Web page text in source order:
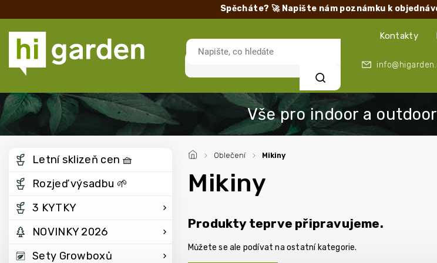
Spěcháte? 🚀 Napište nám poznámku k
Kontakty
Hledat
/ Oblečení / Mikiny
Letní sklizeň cen 🧺
Rozjeď výsadbu 🌱
3 KYTKY
NOVINKY 2026
Sety Growboxů
Mikiny
Produkty teprve připravujeme.
Můžete se ale podívat na ostatní kategorie.